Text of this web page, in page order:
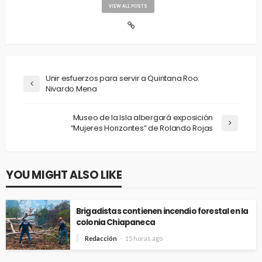
VIEW ALL POSTS
Unir esfuerzos para servir a Quintana Roo:
Nivardo Mena
Museo de la Isla albergará exposición
“Mujeres Horizontes” de Rolando Rojas
YOU MIGHT ALSO LIKE
Brigadistas contienen incendio forestal en la
colonia Chiapaneca
Redacción 15 horas ago